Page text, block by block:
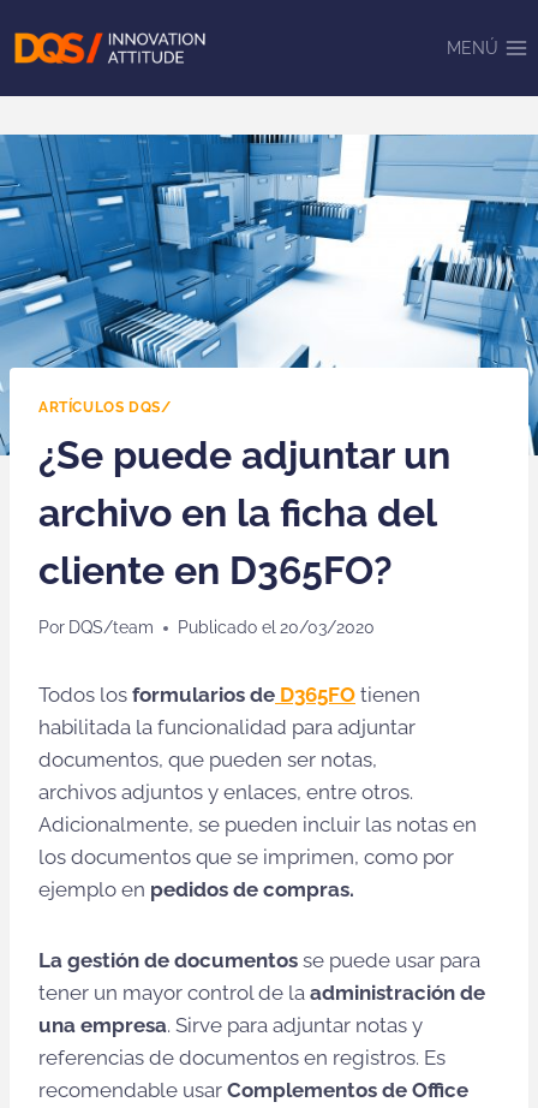
MENÚ
ARTÍCULOS DQS/
¿Se puede adjuntar un
archivo en la ficha del
cliente en D365FO?
Por DQS/team Publicado el 20/03/2020
Todos los formularios de D365FO tienen
habilitada la funcionalidad para adjuntar
documentos, que pueden ser notas,
archivos adjuntos y enlaces, entre otros.
Adicionalmente, se pueden incluir las notas en
los documentos que se imprimen, como por
ejemplo en pedidos de compras.
La gestión de documentos se puede usar para
tener un mayor control de la administración de
una empresa. Sirve para adjuntar notas y
referencias de documentos en registros. Es
recomendable usar Complementos de Office